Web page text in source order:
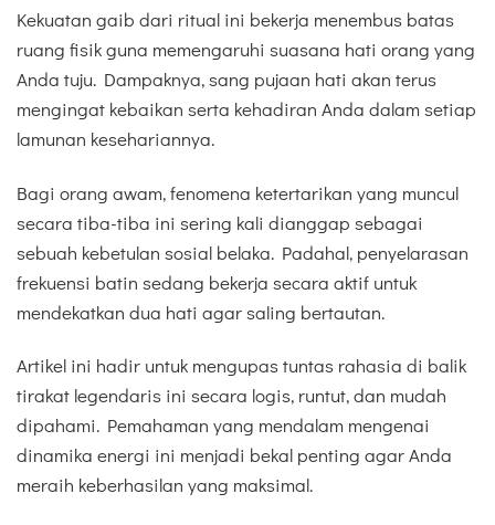
Kekuatan gaib dari ritual ini bekerja menembus batas
ruang fisik guna memengaruhi suasana hati orang yang
Anda tuju. Dampaknya, sang pujaan hati akan terus
mengingat kebaikan serta kehadiran Anda dalam setiap
lamunan kesehariannya.
Bagi orang awam, fenomena ketertarikan yang muncul
secara tiba-tiba ini sering kali dianggap sebagai
sebuah kebetulan sosial belaka. Padahal, penyelarasan
frekuensi batin sedang bekerja secara aktif untuk
mendekatkan dua hati agar saling bertautan.
Artikel ini hadir untuk mengupas tuntas rahasia di balik
tirakat legendaris ini secara logis, runtut, dan mudah
dipahami. Pemahaman yang mendalam mengenai
dinamika energi ini menjadi bekal penting agar Anda
meraih keberhasilan yang maksimal.